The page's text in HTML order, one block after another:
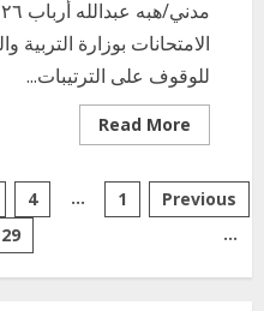
الامتحانات بوزارة التربية
للوقوف على الترتيبات...
Read More
more
ضوابط
الامتحانات
على
Posts
pagination
Previous
1
…
4
…
29
4
الأول
يوليو 29, 2026
5
اخر الاخبار
يوليو 29, 2026
اخر الاخبار